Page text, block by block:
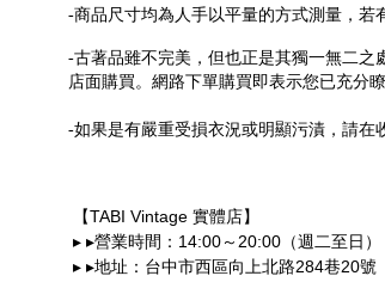
-商品尺寸均為人手以平量的方式測量，若
-古著品雖不完美，但也正是其獨一無二
店面購買。網路下單購買即表示您已充分
-如果是有嚴重受損衣況或明顯污漬，請在
【TABI Vintage 實體店】
▸▸營業時間： 14:00 ～ 20:00 （週二至日）
▸▸地址：台中市西區向上北路284巷20號